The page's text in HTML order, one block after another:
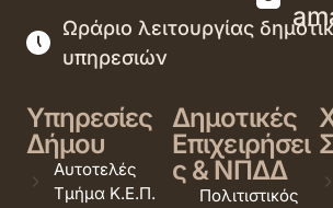
Ωράριο λειτουργίας
υπηρεσιών
Υπηρεσίες
Δήμου
Αυτοτελές
Τμήμα Κ.Ε.Π.
Δημοτικές
Επιχειρήσει
ς & ΝΠΔΔ
Πολιτιστικός